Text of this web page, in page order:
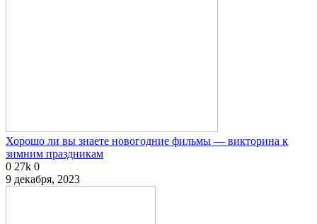
Хорошо ли вы знаете новогодние фильмы — викторина к
зимним праздникам
0 27k 0
9 декабря, 2023